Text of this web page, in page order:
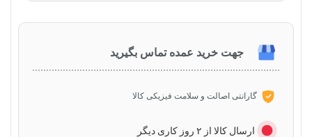
جهت خرید عمده تماس بگیرید
گارانتی اصالت و سلامت فیزیکی کالا
ارسال کالا از ۲ روز کاری دیگر